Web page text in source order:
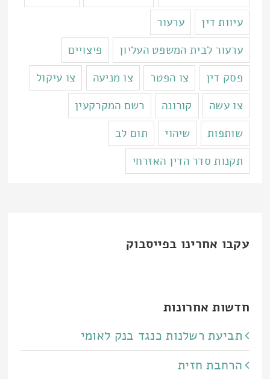
עיוות דין
ערעור
ערעור לבית המשפט העליון
פיצויים
פסק דין
צו הפטר צו מניעה
צו עיקול
צו עשה
קורונה
רשם המקרקעין
שותפות
שיהוי
תום לב
תקנות סדר הדין האזרחי
עקבו אחרינו בפייסבוק
חדשות אחרונות
תביעת רשלנות כנגד בנק לאומי
הרחבת חזית